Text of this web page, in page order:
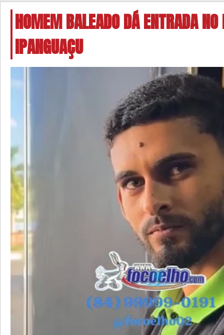
HOMEM BALEADO DÁ ENTRADA
IPANGUAÇU